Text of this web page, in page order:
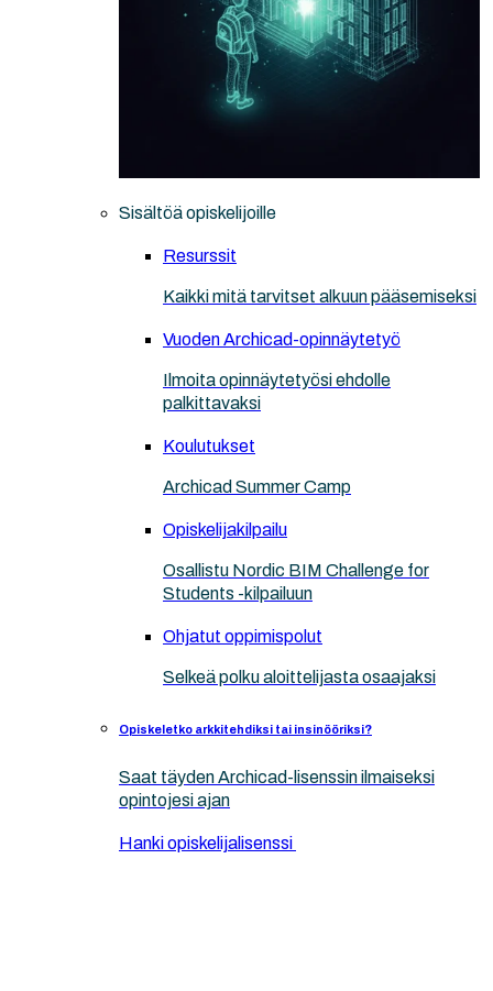
Sisältöä opiskelijoille
Resurssit
Kaikki mitä tarvitset alkuun pääsemiseksi
Vuoden Archicad-opinnäytetyö
Ilmoita opinnäytetyösi ehdolle
palkittavaksi
Koulutukset
Archicad Summer Camp
Opiskelijakilpailu
Osallistu Nordic BIM Challenge for
Students -kilpailuun
Ohjatut oppimispolut
Selkeä polku aloittelijasta osaajaksi
Opiskeletko arkkitehdiksi tai insinööriksi?
Saat täyden Archicad-lisenssin ilmaiseksi
opintojesi ajan
Hanki opiskelijalisenssi